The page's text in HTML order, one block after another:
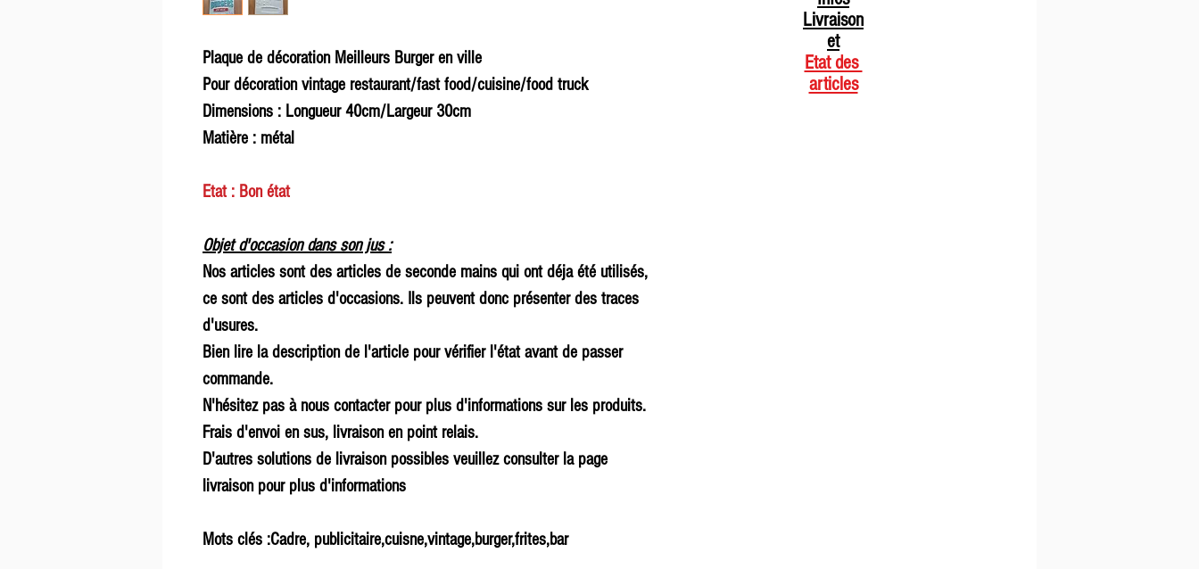
Plaque de décoration Meilleurs Burger en ville
Pour décoration vintage restaurant/fast food/cuisine/food truck
Dimensions : Longueur 40cm/Largeur 30cm
Matière : métal
Etat : Bon état
Objet d'occasion dans son jus :
Nos articles sont des articles de seconde mains qui ont déja été utilisés,
ce sont des articles d'occasions. Ils peuvent donc présenter des traces
d'usures.
Bien lire la description de l'article pour vérifier l'état avant de passer
commande.
N'hésitez pas à nous contacter pour plus d'informations sur les produits.
Frais d'envoi en sus, livraison en point relais.
D'autres solutions de livraison possibles veuillez consulter la page
livraison pour plus d'informations
Mots clés :Cadre, publicitaire,cuisne,vintage,burger,frites,bar
Livraison
et
Etat des
articles